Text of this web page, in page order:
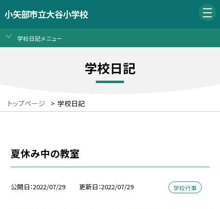
小矢部市立大谷小学校
学校日記メニュー
学校日記
トップページ > 学校日記
夏休み中の教室
公開日 2022/07/29 更新日 2022/07/29 学校行事